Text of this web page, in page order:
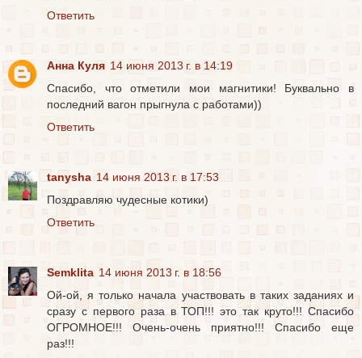
Ответить
Анна Куля 14 июня 2013 г. в 14:19
Спасибо, что отметили мои магнитики! Буквально в
последний вагон прыгнула с работами))
Ответить
tanysha 14 июня 2013 г. в 17:53
Поздравляю чудесные котики)
Ответить
Semklita 14 июня 2013 г. в 18:56
Ой-ой, я только начала участвовать в таких заданиях и
сразу с первого раза в ТОП!!! это так круто!!! Спасибо
ОГРОМНОЕ!!! Очень-очень приятно!!! Спасибо еще
раз!!!